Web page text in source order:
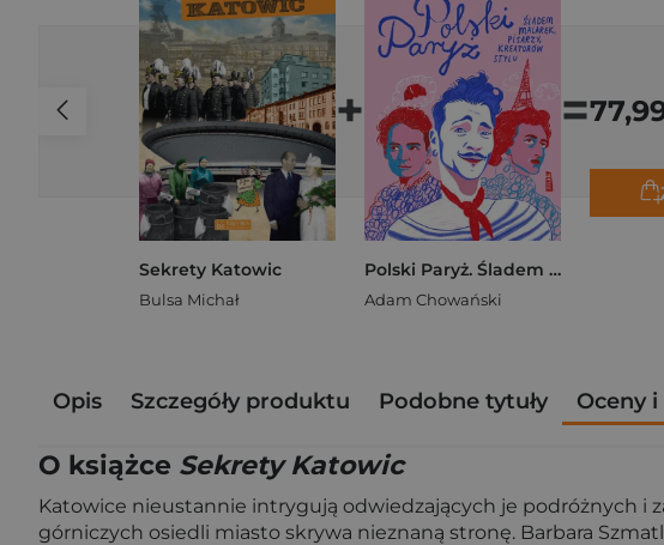
Sekrety Katowic
Bulsa Michał
+
Polski Paryż. Śladem malarek, pisarzy, kreatorów stylu
Adam Chowański
=
Opis Szczegóły produktu Podobne tytuły Oceny
O książce Sekrety Katowic
Katowice nieustannie intrygują odwiedzających je podróżnych
górniczych osiedli miasto skrywa nieznaną stronę. Barbara